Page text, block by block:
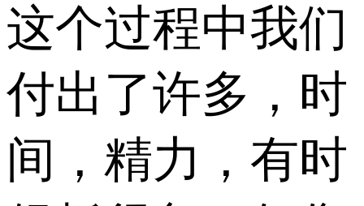
这个过程中我们
付出了许多，时
间，精力，有时